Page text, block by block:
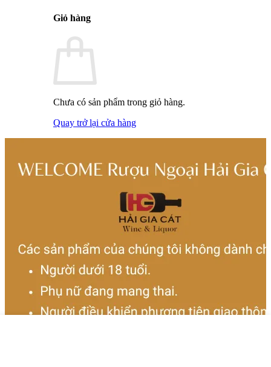
Giỏ hàng
Chưa có sản phẩm trong giỏ hàng.
Quay trở lại cửa hàng